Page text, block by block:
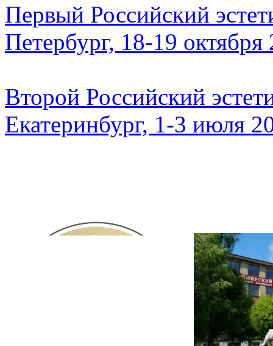
Первый Российский
Петербург, 18-19 октября
Второй Российский
Екатеринбург, 1-3 июля